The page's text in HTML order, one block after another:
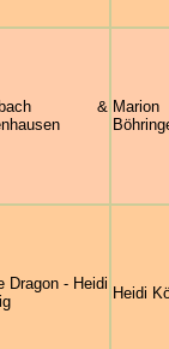
& Marion
Dragon - Heidi
Heidi